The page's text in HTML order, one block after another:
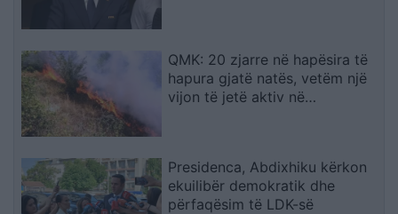
QMK: 20 zjarre në hapësira të
hapura gjatë natës, vetëm një
vijon të jetë aktiv në
Presidenca, Abdixhiku kërkon
ekuilibër demokratik dhe
përfaqësim të LDK-së